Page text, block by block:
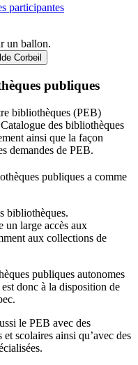
participantes
Corbeil
publiques
bibliothèques (PEB)
des bibliothèques
ainsi que la façon
demandes de PEB.
publiques a comme
bibliothèques.
un large accès aux
aux collections de
èques publiques autonomes
donc à la disposition de
le PEB avec des
scolaires ainsi qu’avec des